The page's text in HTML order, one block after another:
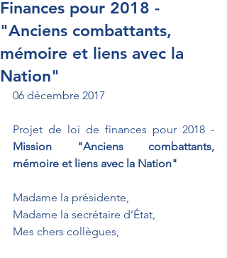
Finances pour 2018 -
"Anciens combattants,
mémoire et liens avec la
Nation"
06 décembre 2017
Mission "Anciens combattants,
mémoire et liens avec la Nation"
Madame la présidente,
Madame la secrétaire d’État,
Mes chers collègues,